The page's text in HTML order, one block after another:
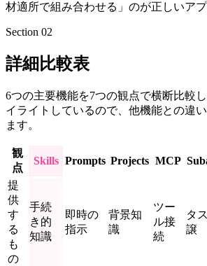
材適所で組み合わせる」のが正しいアプ
Section 02
詳細比較表
6つの主要機能を7つの観点で横断比較
イライトしているので、他機能との違
ます。
観
点
Skills Prompts Projects MCP
提
供
す
る
も
の
手続
き的
知識
即時の
指示
背景知
識
ツー
ル接
続
タ
譲